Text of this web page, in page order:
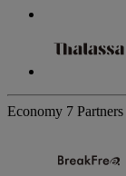
Economy 7 Partners